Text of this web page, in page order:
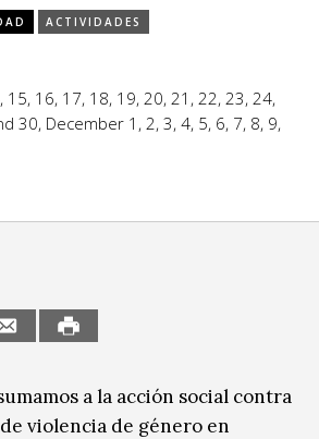
libros
de lectura infantil
ACTIVIDADES
16, 17, 18, 19, 20, 21, 22, 23, 24,
30, December 1, 2, 3, 4, 5, 6, 7, 8, 9,
a la acción social contra
violencia de género en